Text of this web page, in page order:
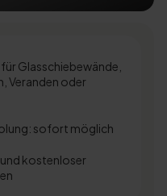
Glasschiebewände,
Veranden oder
sofort möglich
kostenloser